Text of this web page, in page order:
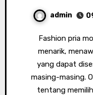
admin
Fashion pria modern semakin beragam dan
menarik,
yang dapat
masing-masing.
tentang